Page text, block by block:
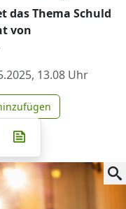
das Thema Schuld
von
13.08 Uhr
zu Google
Whatsapp
Teilen auf Telegram
teilen
auf X